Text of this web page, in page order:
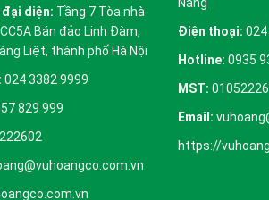
đại diện: Tầng 7 Tòa nhà
Bán đảo Linh Đàm,
Liệt, thành phố Hà Nội
024 3382 9999
829 999
Nẵng
Điện thoại:
Hotline: 0935
MST:
Email:
https://